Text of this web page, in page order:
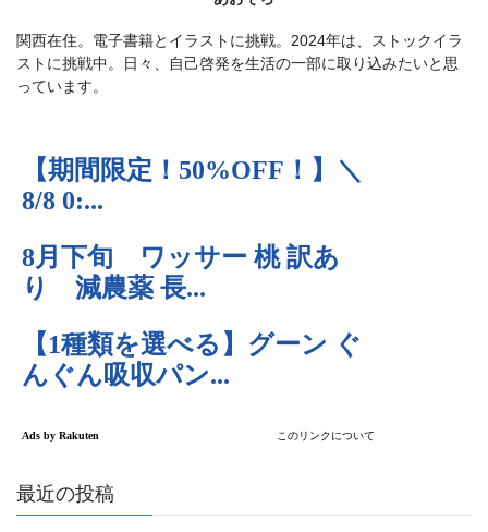
関西在住。電子書籍とイラストに挑戦。2024年は、ストックイラ
ストに挑戦中。日々、自己啓発を生活の一部に取り込みたいと思
っています。
最近の投稿